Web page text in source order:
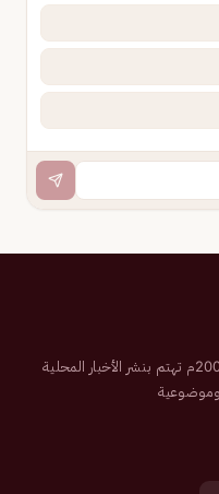
صحيفة إلكترونية سعودية تم تأسيسها عام 2007م تهتم بنشر الأخبار المحلية
وموضوعية